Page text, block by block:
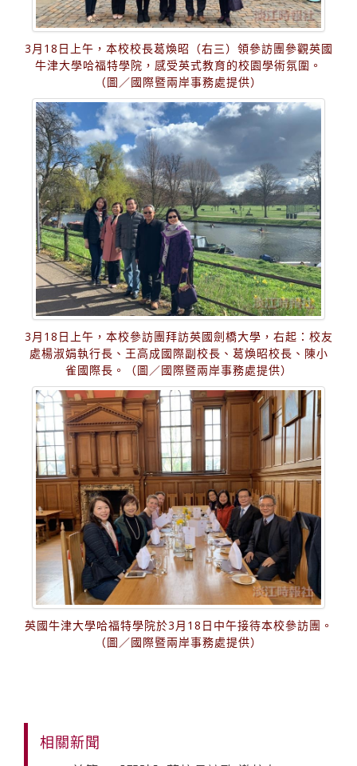
3月18日上午，本校校長葛煥昭（右三）領參訪團參觀英國
牛津大學哈福特學院，感受英式教育的校園學術氛圍。
（圖／國際暨兩岸事務處提供）
3月18日上午，本校參訪團拜訪英國劍橋大學，右起：校友
處楊淑娟執行長、王高成國際副校長、葛煥昭校長、陳小
雀國際長。（圖／國際暨兩岸事務處提供）
英國牛津大學哈福特學院於3月18日中午接待本校參訪團。
（圖／國際暨兩岸事務處提供）
相關新聞